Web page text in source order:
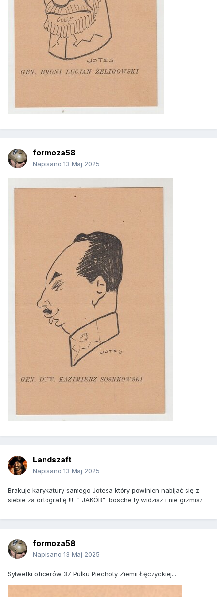
formoza58
Napisano 13 Maj 2025
Landszaft
Napisano 13 Maj 2025
Brakuje karykatury samego Jotesa który powinien nabijać się z
siebie za ortografię !!! " JAKÓB" bosche ty widzisz i nie grzmisz
formoza58
Napisano 13 Maj 2025
Sylwetki oficerów 37 Pułku Piechoty Ziemii Łęczyckiej...